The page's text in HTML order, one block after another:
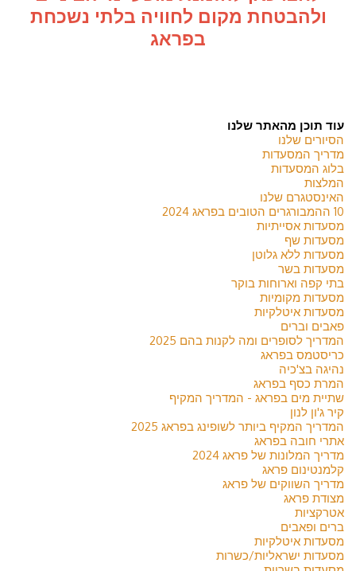
ולהבטחת מקום לחוויה בלתי נשכחת
בפראג
עוד תוכן מהאתר שלנו
הסיורים שלנו
מדריך המסעדות
בלוג המסעדות
המלצות
האינסטגרם שלנו
10 ההמבורגרים הטובים בפראג 2024
מסעדות אסייתיות
מסעדות שף
מסעדות ללא גלוטן
מסעדות בשר
בתי קפה וארוחות בוקר
מסעדות מקומיות
מסעדות איטלקיות
פאבים וברים
המדריך לסופרים ומה לקנות בהם 2025
כריסטמס בפראג
נהיגה בצ'כיה
המרת כסף בפראג
שתיית מים בפראג - המדריך המקיף
קיר ג'ון לנון
המדריך המקיף ביותר לשופינג בפראג 2025
אתרי חובה בפראג
מדריך המלונות של פראג 2024
קלמנטינום פראג
מדריך השווקים של פראג
מצודת פראג
אטרקציות
ברים ופאבים
מסעדות איטלקיות
מסעדות ישראליות/כשרות